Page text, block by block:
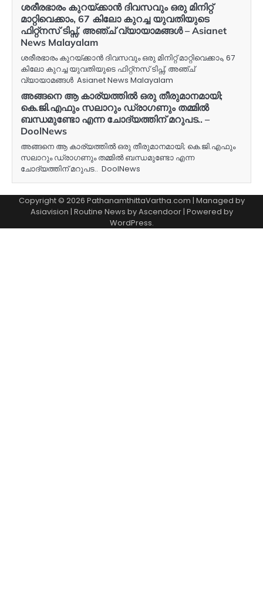
ശരീരഭാരം കുറയ്ക്കാൻ ദിവസവും ഒരു മിനിറ്റ്
മാറ്റിവെക്കാം, 67 കിലോ കുറച്ച യുവതിയുടെ
ഫിറ്റ്‌നസ് ടിപ്സ്, അഞ്ച് വ്യായാമങ്ങൾ – Asianet
News Malayalam
ശരീരഭാരം കുറയ്ക്കാൻ ദിവസവും ഒരു മിനിറ്റ് മാറ്റിവെക്കാം, 67
കിലോ കുറച്ച യുവതിയുടെ ഫിറ്റ്‌നസ് ടിപ്സ്, അഞ്ച്
വ്യായാമങ്ങൾ Asianet News Malayalam
അങ്ങനെ ആ കാര്യത്തില്‍ ഒരു തീരുമാനമായി;
കെ.ജി.എഫും സലാറും ഡ്രാഗണും തമ്മില്‍
ബന്ധമുണ്ടോ എന്ന ചോദ്യത്തിന് മറുപട.. –
DoolNews
അങ്ങനെ ആ കാര്യത്തില്‍ ഒരു തീരുമാനമായി; കെ.ജി.എഫും
സലാറും ഡ്രാഗണും തമ്മില്‍ ബന്ധമുണ്ടോ എന്ന
ചോദ്യത്തിന് മറുപട.. DoolNews
Copyright © 2026 PathanamthittaVartha.com | Managed by
Asiavision | Routine News byAscendoor| Powered by
WordPress.